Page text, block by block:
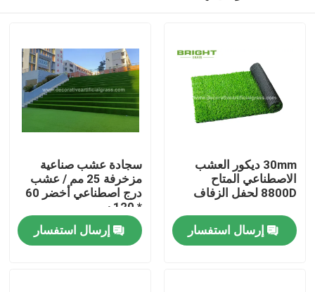
مسكن
30mm ديكور العشب
الاصطناعي المتاح
8800D لحفل الزفاف
إرسال استفسار
سجادة عشب صناعية
مزخرفة 25 مم / عشب
درج اصطناعي أخضر 60
* 120 سم
إرسال استفسار